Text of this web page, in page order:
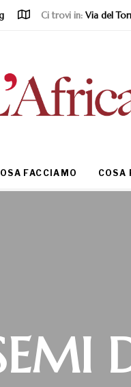
Ci trovi in: Via del
FACCIAMO COSA